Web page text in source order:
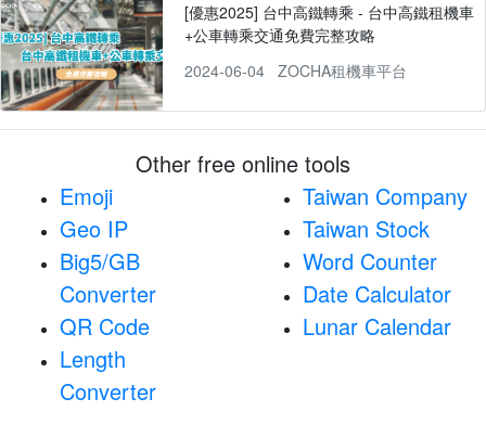
[優惠2025] 台中高鐵轉乘 - 台中高鐵租機車
+公車轉乘交通免費完整攻略
2024-06-04
ZOCHA租機車平台
Other free online tools
Emoji
Geo IP
Big5/GB
Converter
QR Code
Length
Converter
Taiwan Company
Taiwan Stock
Word Counter
Date Calculator
Lunar Calendar